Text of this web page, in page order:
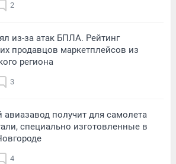
2
из-за атак БПЛА. Рейтинг
продавцов маркетплейсов из
региона
3
авиазавод получит для самолета
специально изготовленные в
4